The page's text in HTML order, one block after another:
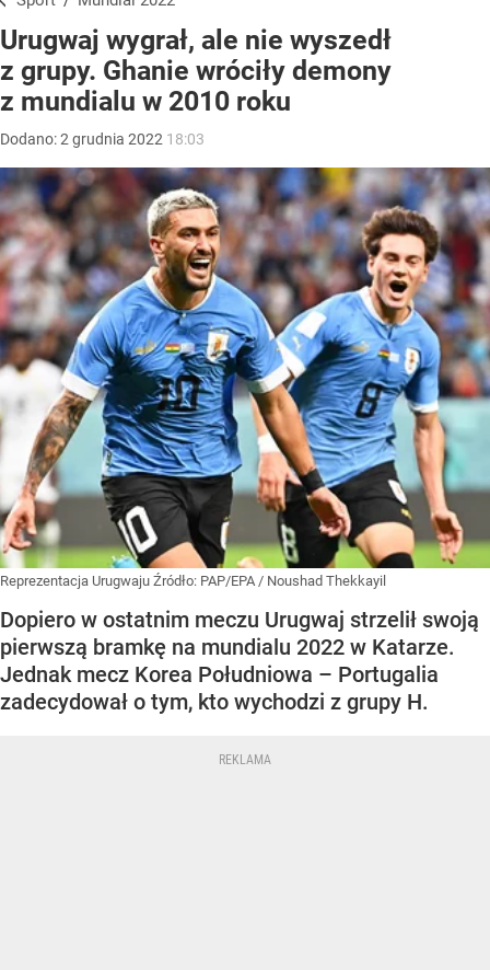
Urugwaj wygrał, ale nie wyszedł
z grupy. Ghanie wróciły demony
z mundialu w 2010 roku
Dodano:2 grudnia 2022 18:03
Reprezentacja Urugwaju Źródło: PAP/EPA / Noushad Thekkayil
Dopiero w ostatnim meczu Urugwaj strzelił swoją
pierwszą bramkę na mundialu 2022 w Katarze.
Jednak mecz Korea Południowa – Portugalia
zadecydował o tym, kto wychodzi z grupy H.